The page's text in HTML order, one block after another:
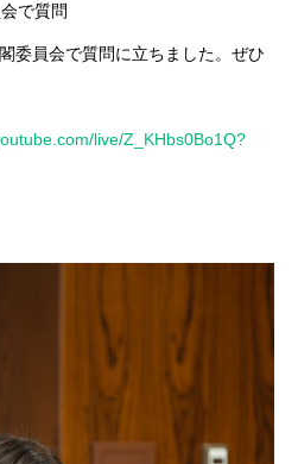
で質問
委員会で質問に立ちました。ぜひ
live/Z_KHbs0Bo1Q?